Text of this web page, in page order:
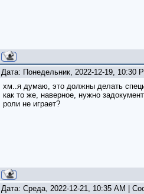
Дата: Понедельник, 2022-12-19, 10:30
хм..я думаю, это должны делать
как то же, наверное, нужно
роли не играет?
Дата: Среда, 2022-12-21, 10:35 AM |